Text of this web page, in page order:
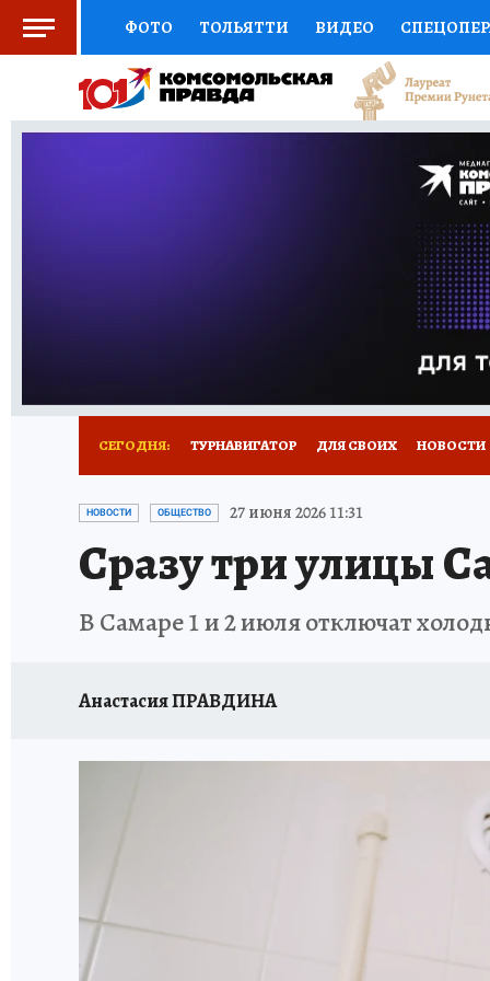
ФОТО ТОЛЬЯТТИ ВИДЕО
СОЦПОДДЕРЖКА НАУКА СПОРТ
ВЫБОР ЭКСПЕРТОВ ДОКТОР
ПРОГНОЗЫ НА СПОРТ
СЕГОДНЯ: ТУРНАВИГАТОР ДЛЯ СВОИХ НОВОСТИ
НАДЕЖНЫЕ РАБОТОДАТЕЛИ
НОВЫЙ ГОД В САМАРЕ КП В МАХ
КУЙБЫШЕВ - ФРОНТУ ИТОГИ ГОДА-2024
НОВОСТИ ОБЩЕСТВО 27 июня 2026 11:31
Сразу три улицы
В Самаре 1 и 2 июля отключат
Анастасия ПРАВДИНА